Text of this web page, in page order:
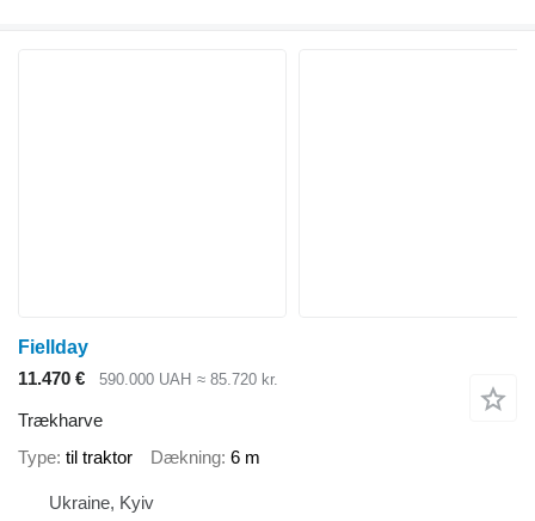
Fiellday
11.470 €
590.000 UAH ≈ 85.720 kr.
Trækharve
Type til traktor Dækning 6 m
Ukraine, Kyiv